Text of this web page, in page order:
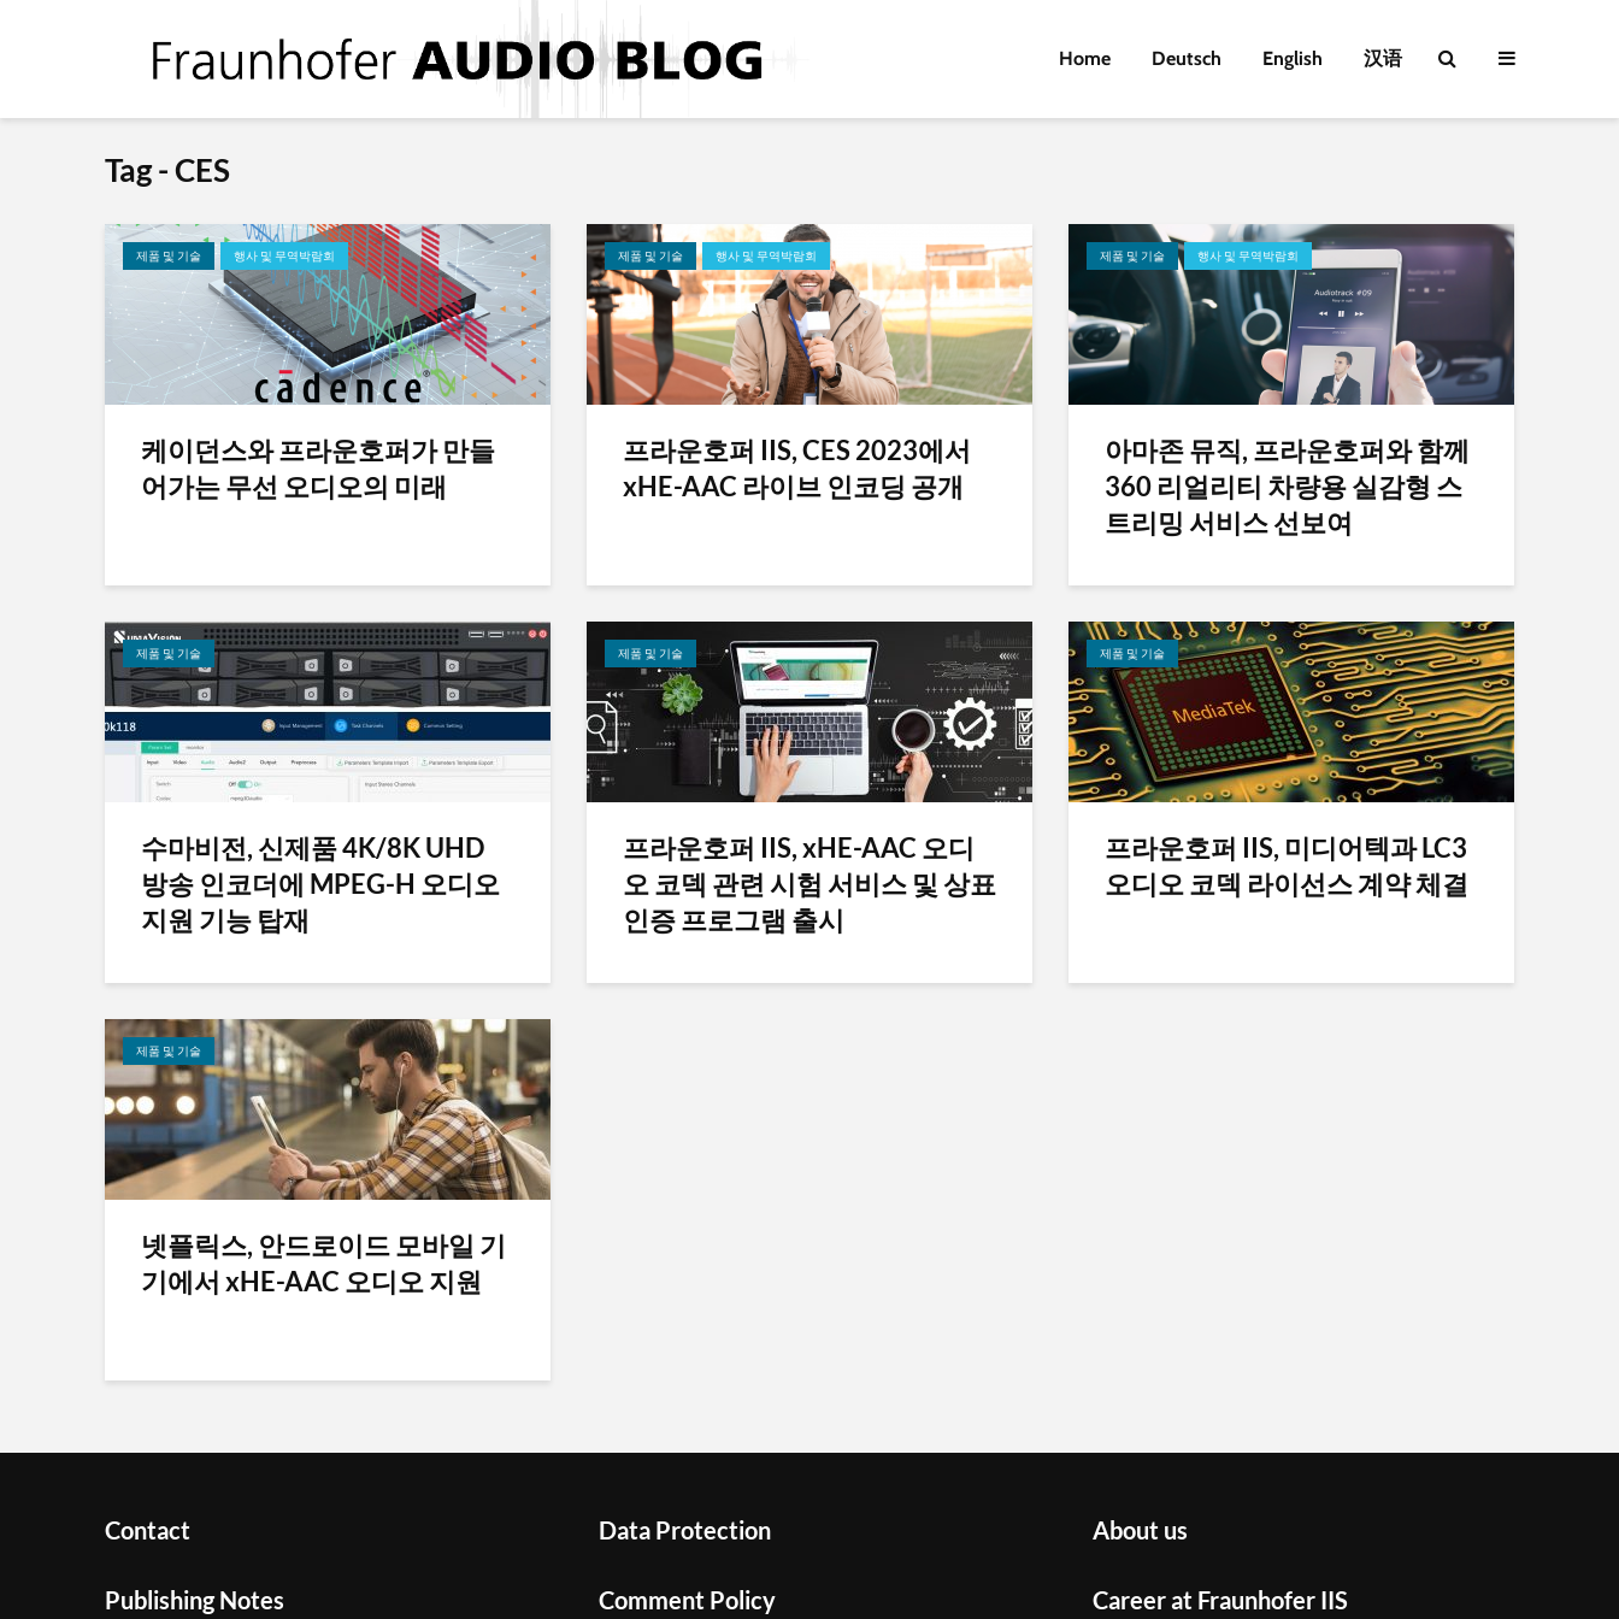
Home Deutsch English 汉语
Tag - CES
제품 및 기술 행사 및 무역박람회
케이던스와 프라운호퍼가 만들
어가는 무선 오디오의 미래
제품 및 기술 행사 및 무역박람회
프라운호퍼 IIS, CES 2023에서
xHE-AAC 라이브 인코딩 공개
제품 및 기술 행사 및 무역박람회
아마존 뮤직, 프라운호퍼와 함께
360 리얼리티 차량용 실감형 스
트리밍 서비스 선보여
제품 및 기술
수마비전, 신제품 4K/8K UHD
방송 인코더에 MPEG-H 오디오
지원 기능 탑재
제품 및 기술
프라운호퍼 IIS, xHE-AAC 오디
오 코덱 관련 시험 서비스 및 상표
인증 프로그램 출시
제품 및 기술
프라운호퍼 IIS, 미디어텍과 LC3
오디오 코덱 라이선스 계약 체결
제품 및 기술
넷플릭스, 안드로이드 모바일 기
기에서 xHE-AAC 오디오 지원
Contact
Publishing Notes
Data Protection
Comment Policy
About us
Career at Fraunhofer IIS